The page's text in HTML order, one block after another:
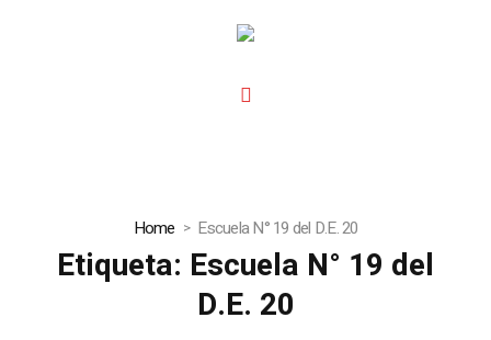
Home Escuela N° 19 del D.E. 20
Etiqueta: Escuela N° 19 del
D.E. 20